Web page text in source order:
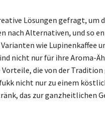
Lösungen gefragt, um
nach Alternativen, und so
wie Lupinenkaffee
nicht nur für ihre Aroma-
die von der
nicht nur zu einem
das zur ganzheitlichen